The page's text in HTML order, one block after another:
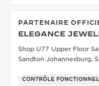
PARTENAIRE
ELEGANCE
Shop U77 Upper Floor
Sandton Johannesburg,
CONTRÔLE